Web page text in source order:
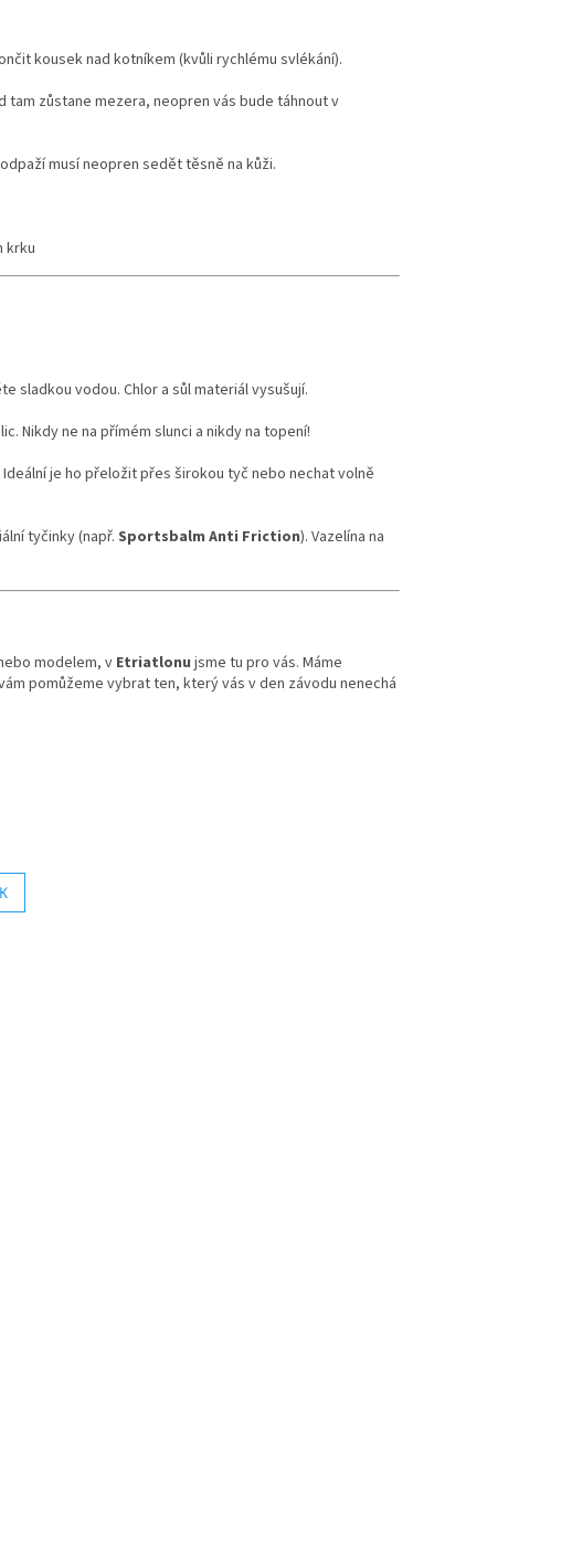
kousek nad kotníkem (kvůli rychlému svlékání).
zůstane mezera, neopren vás bude táhnout v
musí neopren sedět těsně na kůži.
krku
sladkou vodou. Chlor a sůl materiál vysušují.
Nikdy ne na přímém slunci a nikdy na topení!
je ho přeložit přes širokou tyč nebo nechat volně
tyčinky (např.Sportsbalm Anti Friction). Vazelína na
modelem, v Etriatlonu jsme tu pro vás. Máme
pomůžeme vybrat ten, který vás v den závodu nenechá
shop.etriatlon.cz - Chat